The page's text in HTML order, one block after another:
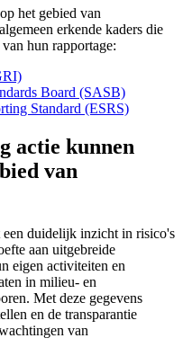
het gebied van
erkende kaders die
hun rapportage:
Board (SASB)
Standard (ESRS)
actie kunnen
van
een duidelijk inzicht in risico's
aan uitgebreide
eigen activiteiten en
in milieu- en
Met deze gegevens
en de transparantie
van